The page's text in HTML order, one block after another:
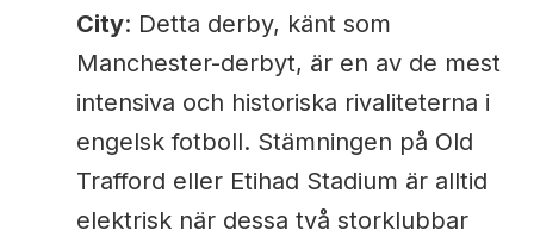
City: Detta derby, känt som
Manchester-derbyt, är en av de mest
intensiva och historiska rivaliteterna i
engelsk fotboll. Stämningen på Old
Trafford eller Etihad Stadium är alltid
elektrisk när dessa två storklubbar